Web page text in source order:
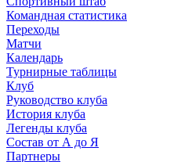
Командная статистика
Переходы
Матчи
Календарь
Турнирные таблицы
Клуб
Руководство клуба
История клуба
Легенды клуба
Состав от А до Я
Партнеры